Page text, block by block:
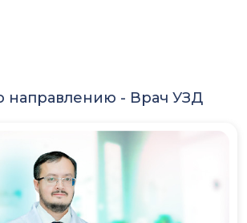
направлению - Врач УЗД